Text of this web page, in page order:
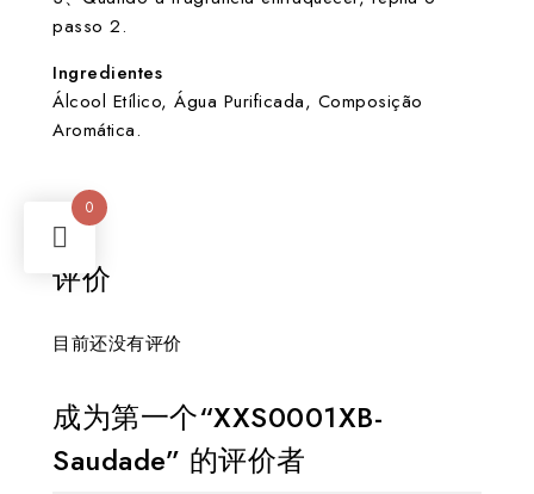
passo 2.
Ingredientes
Álcool Etílico, Água Purificada, Composição
Aromática.
评价
目前还没有评价
成为第一个“XXS0001XB-
Saudade” 的评价者
0